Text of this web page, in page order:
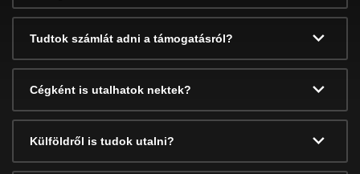
Tudtok számlát adni a támogatásról?
Cégként is utalhatok nektek?
Külföldről is tudok utalni?